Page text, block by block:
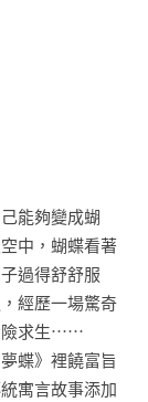
能夠變成蝴
中，蝴蝶看著
過得舒舒服
經歷一場驚奇
險求生⋯⋯
蝶》裡饒富旨
寓言故事添加